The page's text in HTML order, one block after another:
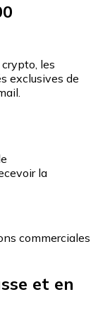
les
exclusives de
la
commerciales
et en